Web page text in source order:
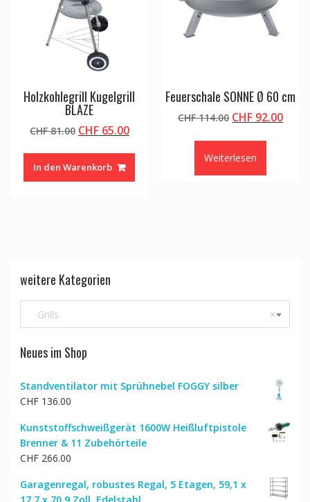
Holzkohlegrill Kugelgrill
BLAZE
CHF81.00 Ursprünglicher
war:
CHF 81.00
CHF65.00Aktueller
In den Warenkorb
Feuerschale SONNE Ø 60 cm
CHF114.00
CHF 114.00
CHF 92.00
Weiterlesen
weitere Kategorien
×
Grills
Neues im Shop
Standventilator mit Sprühnebel FOGGY silber
CHF136.00
Kunststoffschweißgerät 1600W Heißluftpistole
Brenner & 11 Zubehörteile
CHF266.00
Garagenregal, robustes Regal, 5 Etagen, 59,1 x